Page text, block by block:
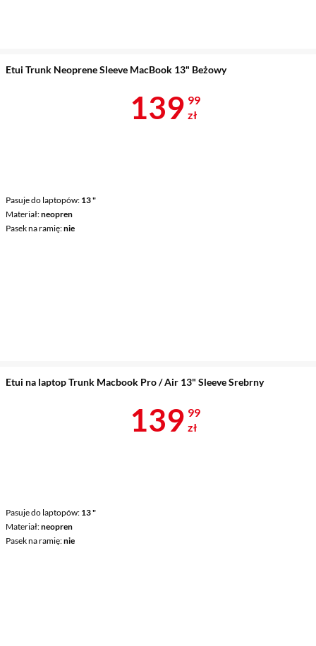
Etui Trunk Neoprene Sleeve MacBook 13" Beżowy
Pasuje do laptopów 13 "
Materiał neopren
Pasek na ramię nie
Cena 139,99
139 99
zł
Etui na laptop Trunk Macbook Pro / Air 13" Sleeve Srebrny
Pasuje do laptopów 13 "
Materiał neopren
Pasek na ramię nie
Cena 139,99
139 99
zł